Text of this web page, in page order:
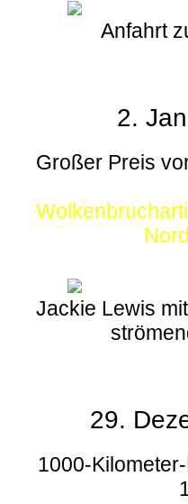
Anfahrt
2.
Großer Preis
Jackie Lewis
29.
1000-